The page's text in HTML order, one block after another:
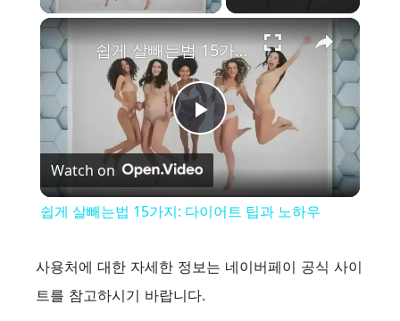
×
P
l
y
쉽게 살빼는법 15가지: 다이어트 팁과 노하우
Watch on
쉽게 살빼는법 15가지: 다이어트 팁과 노하우
사용처에 대한 자세한 정보는 네이버페이 공식 사이
트를 참고하시기 바랍니다.